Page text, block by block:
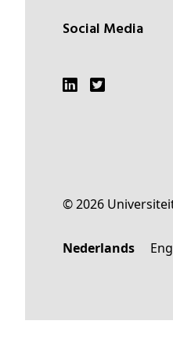
Social Media
© 2026
Nederlands